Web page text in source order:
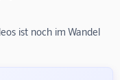
ist noch im Wandel